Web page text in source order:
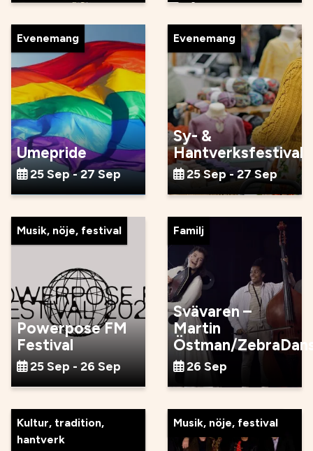
Evenemang
Umepride
25 Sep - 27 Sep
Evenemang
Sy- &
Hantverksfestival
25 Sep - 27 Sep
Musik, nöje, festival
Powerpose FM
Festival
25 Sep - 26 Sep
Familj
Svävaren –
Martin
Östman/
26 Sep
Kultur, tradition,
hantverk
Musik, nöje, festival